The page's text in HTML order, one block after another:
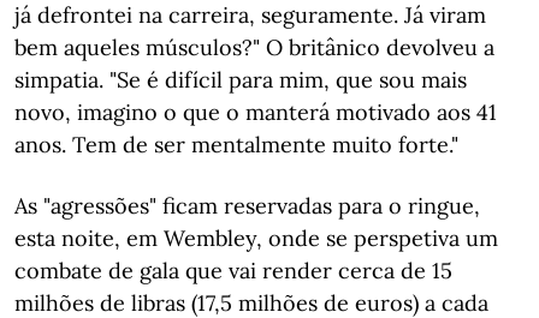
já defrontei na carreira, seguramente. Já viram
bem aqueles músculos?" O britânico devolveu a
simpatia. "Se é difícil para mim, que sou mais
novo, imagino o que o manterá motivado aos 41
anos. Tem de ser mentalmente muito forte."
As "agressões" ficam reservadas para o ringue,
esta noite, em Wembley, onde se perspetiva um
combate de gala que vai render cerca de 15
milhões de libras (17,5 milhões de euros) a cada